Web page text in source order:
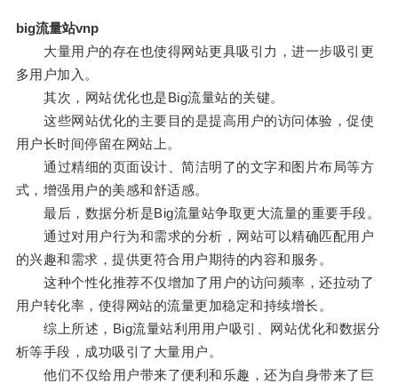
big流量站vnp
大量用户的存在也使得网站更具吸引力，进一步吸引更
多用户加入。
其次，网站优化也是Big流量站的关键。
这些网站优化的主要目的是提高用户的访问体验，促使
用户长时间停留在网站上。
通过精细的页面设计、简洁明了的文字和图片布局等方
式，增强用户的美感和舒适感。
最后，数据分析是Big流量站争取更大流量的重要手段。
通过对用户行为和需求的分析，网站可以精确匹配用户
的兴趣和需求，提供更符合用户期待的内容和服务。
这种个性化推荐不仅增加了用户的访问频率，还拉动了
用户转化率，使得网站的流量更加稳定和持续增长。
综上所述，Big流量站利用用户吸引、网站优化和数据分
析等手段，成功吸引了大量用户。
他们不仅给用户带来了便利和乐趣，还为自身带来了巨